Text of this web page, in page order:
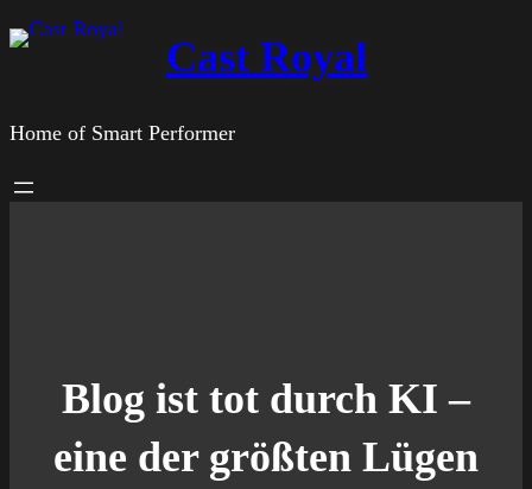
Zum
Cast Royal
Home of Smart Performer
Blog ist tot durch KI –
eine der größten Lügen